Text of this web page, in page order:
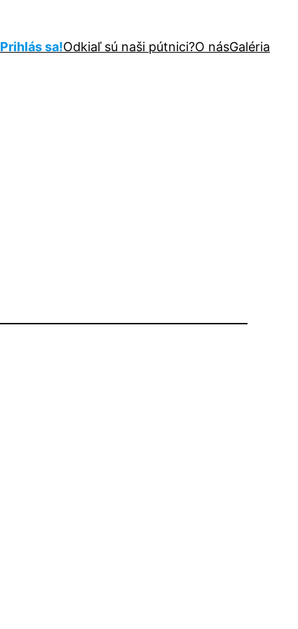
Prihlás sa!Odkiaľ sú naši pútnici?O násGaléria